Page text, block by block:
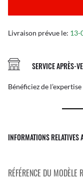
Livraison prévue le: 13-
SERVICE APRÈS-
Bénéficiez de
INFORMATIONS RELATIVES
RÉFÉRENCE DU